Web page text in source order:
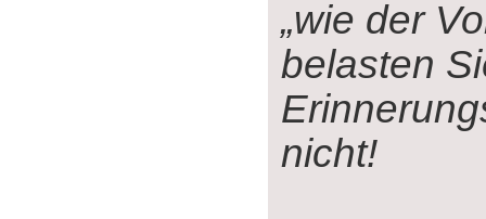
„wie der
belasten
nicht!